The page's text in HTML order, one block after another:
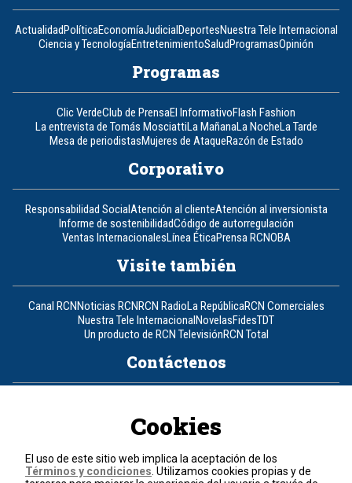
ActualidadPolíticaEconomíaJudicialDeportesNuestra Tele Internacional
Ciencia y TecnologíaEntretenimientoSaludProgramasOpinión
Programas
Clic VerdeClub de PrensaEl InformativoFlash Fashion
La entrevista de Tomás MosciattiLa MañanaLa NocheLa Tarde
Mesa de periodistasMujeres de AtaqueRazón de Estado
Corporativo
Responsabilidad SocialAtención al clienteAtención al inversionista
Informe de sostenibilidadCódigo de autorregulación
Ventas InternacionalesLínea ÉticaPrensa RCNOBA
Visite también
Canal RCNNoticias RCNRCN RadioLa RepúblicaRCN Comerciales
Nuestra Tele InternacionalNovelasFidesTDT
Un producto de RCN TelevisiónRCN Total
Contáctenos
Política de cookies
Términos y condiciones
Cookies
El uso de este sitio web implica la aceptación de los
Términos y condiciones . Utilizamos cookies propias y de